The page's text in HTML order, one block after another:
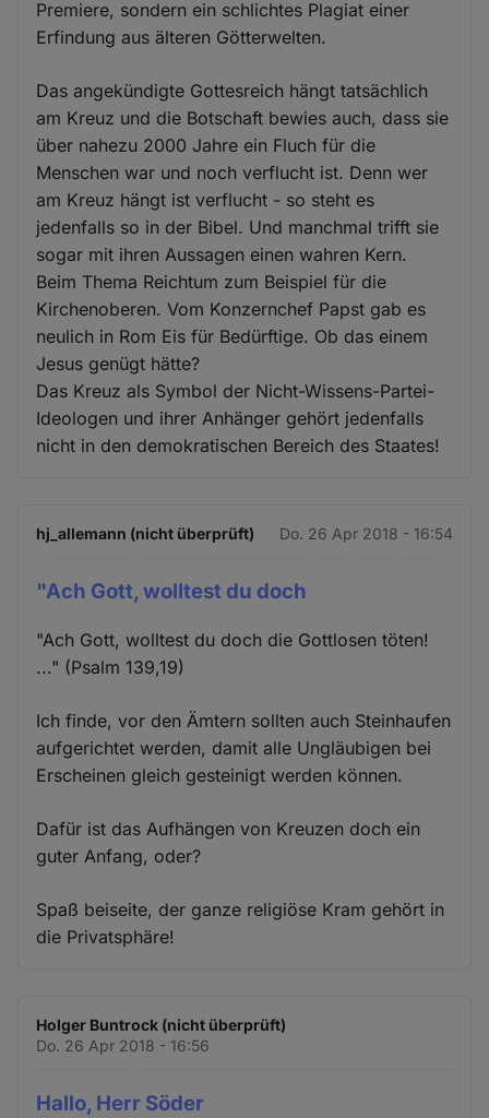
Premiere, sondern ein schlichtes Plagiat einer
Erfindung aus älteren Götterwelten.
Das angekündigte Gottesreich hängt tatsächlich
am Kreuz und die Botschaft bewies auch, dass sie
über nahezu 2000 Jahre ein Fluch für die
Menschen war und noch verflucht ist. Denn wer
am Kreuz hängt ist verflucht - so steht es
jedenfalls so in der Bibel. Und manchmal trifft sie
sogar mit ihren Aussagen einen wahren Kern.
Beim Thema Reichtum zum Beispiel für die
Kirchenoberen. Vom Konzernchef Papst gab es
neulich in Rom Eis für Bedürftige. Ob das einem
Jesus genügt hätte?
Das Kreuz als Symbol der Nicht-Wissens-Partei-
Ideologen und ihrer Anhänger gehört jedenfalls
nicht in den demokratischen Bereich des Staates!
hj_allemann (nicht überprüft) Do. 26 Apr 2018 - 16:54
"Ach Gott, wolltest du doch
"Ach Gott, wolltest du doch die Gottlosen töten!
..." (Psalm 139,19)
Ich finde, vor den Ämtern sollten auch Steinhaufen
aufgerichtet werden, damit alle Ungläubigen bei
Erscheinen gleich gesteinigt werden können.
Dafür ist das Aufhängen von Kreuzen doch ein
guter Anfang, oder?
Spaß beiseite, der ganze religiöse Kram gehört in
die Privatsphäre!
Holger Buntrock (nicht überprüft)
Do. 26 Apr 2018 - 16:56
Hallo, Herr Söder